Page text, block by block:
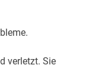
verletzt. Sie